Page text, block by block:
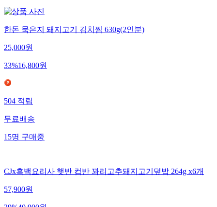
한돈 묵은지 돼지고기 김치찜 630g(2인분)
25,000원
33%16,800원
504적립
무료배송
15명구매중
CJx흑백요리사 햇반 컵반 꽈리고추돼지고기덮밥 264g x6개
57,900원